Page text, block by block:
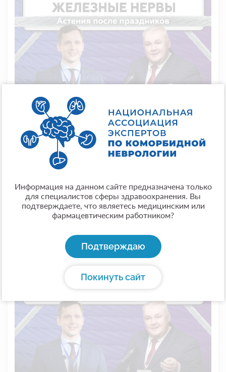
ЖЕЛЕЗНЫЕ НЕРВЫ. Выпуск 7
Дорогие коллеги, продолжаем делиться с вами нашей
новой рубрикой — подкасты.
Честные разговоры о медицине, без трибун,
формальностей и с долей профессиональной иронии
Тема седьмого выпуска: «Астения после праздников:
клинические акценты, типичные ошибки и работающие
решения»
Подробнее
Информация на данном сайте предназначена только
для специалистов сферы здравоохранения. Вы
подтверждаете, что являетесь медицинским или
фармацевтическим работником?
Подтверждаю
Покинуть сайт